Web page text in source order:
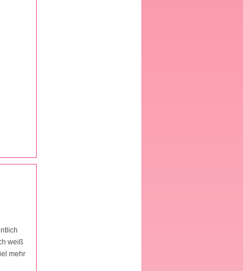
weiß
mehr